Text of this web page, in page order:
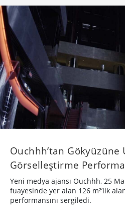
Ouchhh’tan Gökyüzüne
Görselleştirme
Yeni medya ajansı Ouchhh, 25
fuayesinde yer alan 126 m²’lik
performansını sergiledi.